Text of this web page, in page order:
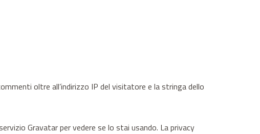
oltre all’indirizzo IP del visitatore e la stringa dello
Gravatar per vedere se lo stai usando. La privacy